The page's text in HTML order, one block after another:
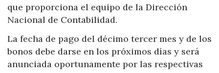
que proporciona el equipo de la Dirección
Nacional de Contabilidad.
La fecha de pago del décimo tercer mes y de los
bonos debe darse en los próximos días y será
anunciada oportunamente por las respectivas